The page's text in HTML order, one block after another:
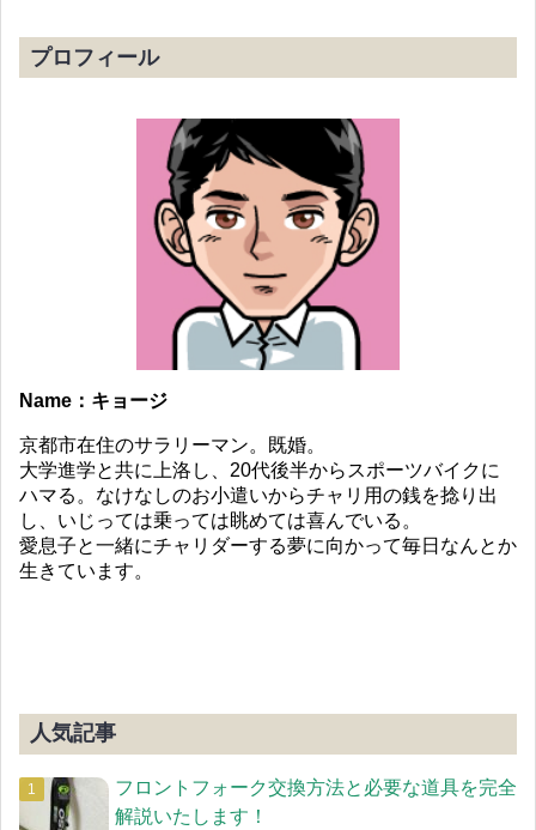
プロフィール
Name：キョージ
京都市在住のサラリーマン。既婚。
大学進学と共に上洛し、20代後半からスポーツバイクに
ハマる。なけなしのお小遣いからチャリ用の銭を捻り出
し、いじっては乗っては眺めては喜んでいる。
愛息子と一緒にチャリダーする夢に向かって毎日なんとか
生きています。
人気記事
フロントフォーク交換方法と必要な道具を完全
解説いたします！